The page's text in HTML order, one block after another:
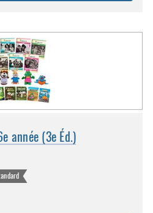
année (3e Éd.)